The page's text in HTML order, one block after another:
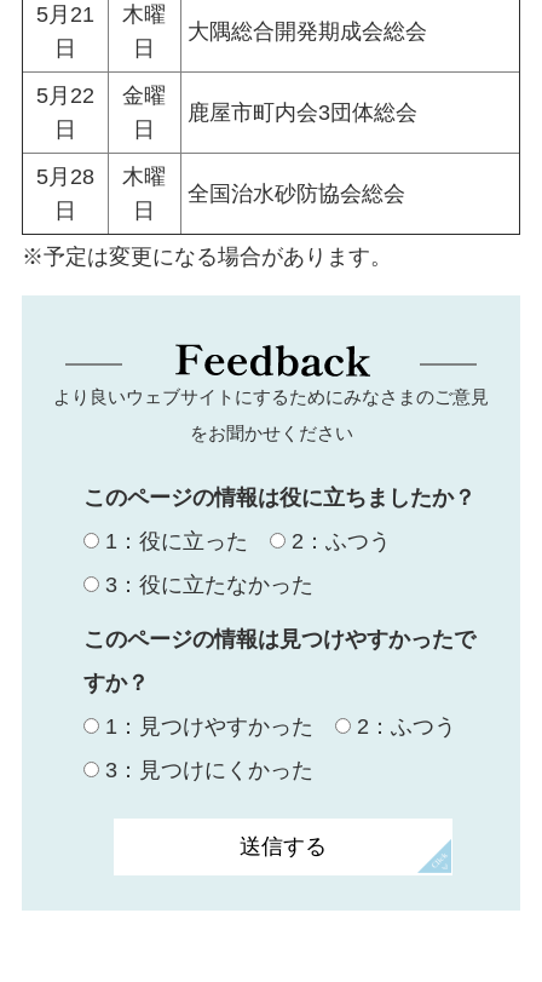
5月21
日
木曜
日
大隅総合開発期成会総会
5月22
日
金曜
日
鹿屋市町内会3団体総会
5月28
日
木曜
日
全国治水砂防協会総会
※予定は変更になる場合があります。
より良いウェブサイトにするためにみなさまのご意見
をお聞かせください
このページの情報は役に立ちましたか？
1：役に立った
2：ふつう
3：役に立たなかった
このページの情報は見つけやすかったで
すか？
1：見つけやすかった
2：ふつう
3：見つけにくかった